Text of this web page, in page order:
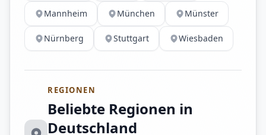
Mannheim München Münster
Nürnberg Stuttgart Wiesbaden
REGIONEN
Beliebte Regionen in
Deutschland